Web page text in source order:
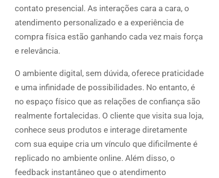
contato presencial. As interações cara a cara, o
atendimento personalizado e a experiência de
compra física estão ganhando cada vez mais força
e relevância.
O ambiente digital, sem dúvida, oferece praticidade
e uma infinidade de possibilidades. No entanto, é
no espaço físico que as relações de confiança são
realmente fortalecidas. O cliente que visita sua loja,
conhece seus produtos e interage diretamente
com sua equipe cria um vínculo que dificilmente é
replicado no ambiente online. Além disso, o
feedback instantâneo que o atendimento